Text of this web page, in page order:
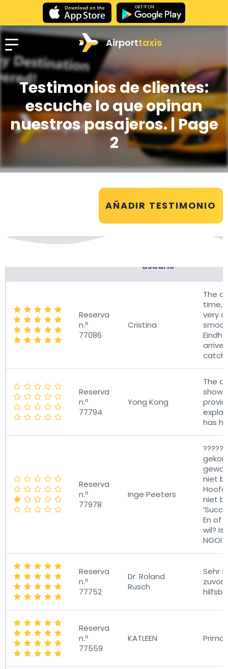
Airporttaxis
Testimonios de clientes:
escuche lo que opinan
nuestros pasajeros.| Page
2
AÑADIR TESTIMONIO
usuario
Reserva
n.º
77086
Cristina
The
time,
very
catch
Reserva
n.º
77794
Yong Kong
The
show
has
Reserva
n.º
77978
Inge Peeters
niet
niet
En of
wil? Is
NOOIT
Reserva
n.º
77752
Dr. Roland
Rusch
Sehr
Reserva
n.º
77559
KATLEEN Prima